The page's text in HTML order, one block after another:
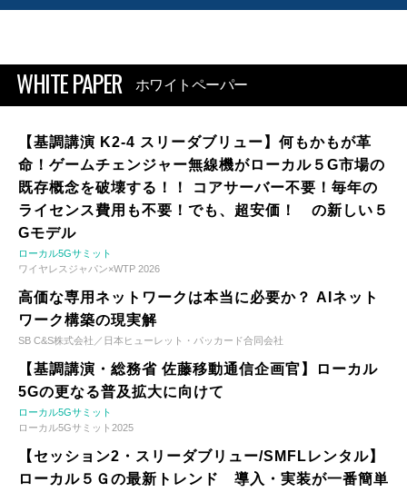
WHITE PAPER ホワイトペーパー
【基調講演 K2-4 スリーダブリュー】何もかもが革
命！ゲームチェンジャー無線機がローカル５G市場の
既存概念を破壊する！！ コアサーバー不要！毎年の
ライセンス費用も不要！でも、超安価！ の新しい５
Gモデル
ローカル5Gサミット
ワイヤレスジャパン×WTP 2026
高価な専用ネットワークは本当に必要か？ AIネット
ワーク構築の現実解
SB C&S株式会社／日本ヒューレット・パッカード合同会社
【基調講演・総務省 佐藤移動通信企画官】ローカル
5Gの更なる普及拡大に向けて
ローカル5Gサミット
ローカル5Gサミット2025
【セッション2・スリーダブリュー/SMFLレンタル】
ローカル５Ｇの最新トレンド 導入・実装が一番簡単